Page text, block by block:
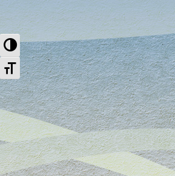
Nagy kontraszt váltása
Betűméret váltása